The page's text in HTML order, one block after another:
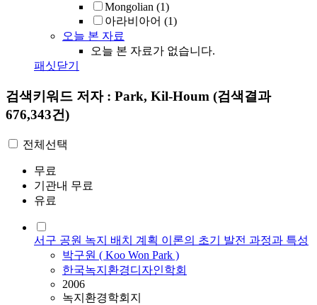
Mongolian (1)
아라비아어 (1)
오늘 본 자료
오늘 본 자료가 없습니다.
패싯닫기
검색키워드 저자 : Park, Kil-Houm (검색결과
676,343건)
전체선택
무료
기관내 무료
유료
서구 공원 녹지 배치 계획 이론의 초기 발전 과정과 특성
박구원 ( Koo Won Park )
한국녹지환경디자인학회
2006
녹지환경학회지